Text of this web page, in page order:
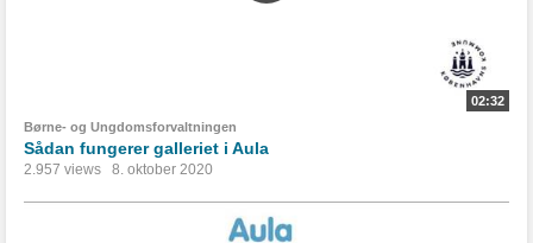
02:32
Børne- og Ungdomsforvaltningen
Sådan fungerer galleriet i Aula
2.957 views 8. oktober 2020